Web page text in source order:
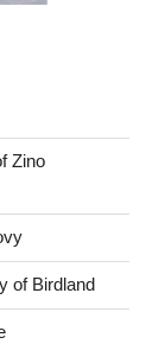
Zino
of Birdland